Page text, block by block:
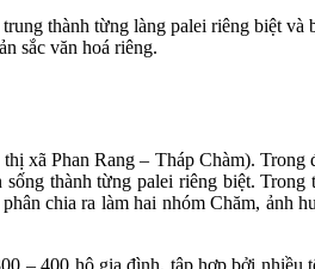
thành từng làng palei riêng biệt và
sắc văn hoá riêng.
Phan Rang – Tháp Chàm). Trong
thành từng palei riêng biệt.
chia ra làm hai nhóm Chăm, ảnh
400 hộ gia đình, tập hợp bởi nhiều